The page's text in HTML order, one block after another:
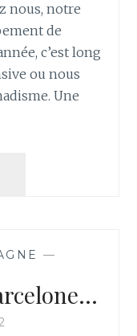
nous, notre
de
c’est long
ou nous
Une
—